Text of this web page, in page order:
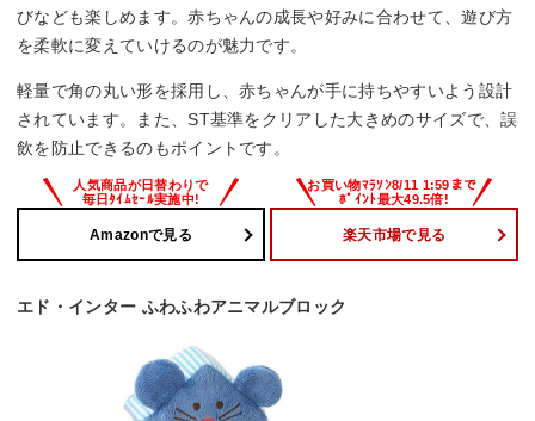
びなども楽しめます。赤ちゃんの成長や好みに合わせて、遊び方
を柔軟に変えていけるのが魅力です。
軽量で角の丸い形を採用し、赤ちゃんが手に持ちやすいよう設計
されています。また、ST基準をクリアした大きめのサイズで、誤
飲を防止できるのもポイントです。
Amazonで見る 楽天市場で見る
エド・インター ふわふわアニマルブロック